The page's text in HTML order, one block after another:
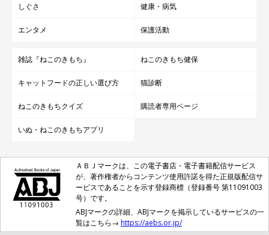
しぐさ 健康・病気
エンタメ 保護活動
雑誌『ねこのきもち』 ねこのきもち健保
キャットフードの正しい選び方 猫診断
ねこのきもちクイズ 購読者専用ページ
いぬ・ねこのきもちアプリ
ＡＢＪマークは、この電子書店・電子書籍配信サービス
が、著作権者からコンテンツ使用許諾を得た正規版配信サ
ービスであることを示す登録商標（登録番号 第11091003
号）です。
ABJマークの詳細、ABJマークを掲示しているサービスの一
覧はこちら→ https://aebs.or.jp/